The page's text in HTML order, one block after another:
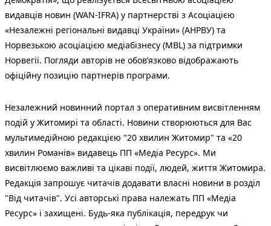
видавців новин (WAN-IFRA) у партнерстві з Асоціацією
«Незалежні регіональні видавці України» (АНРВУ) та
Норвезькою асоціацією медіабізнесу (MBL) за підтримки
Норвегії. Погляди авторів не обов’язково відображають
офіційну позицію партнерів програми.
Незалежний новинний портал з оперативним висвітленням
подій у Житомирі та області. Новини створюються для Вас
мультимедійною редакцією "20 хвилин Житомир" та «20
хвилин Романів» видавець ПП «Медіа Ресурс». Ми
висвітлюємо важливі та цікаві події, людей, життя Житомира.
Редакція запрошує читачів додавати власні новини в розділ
"Від читачів". Усі авторські права належать ПП «Медіа
Ресурс» і захищені. Будь-яка публiкацiя, передрук чи